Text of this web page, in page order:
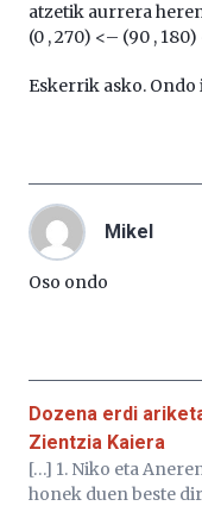
atzetik aurrera
(0 , 270) <– (90 ,
Eskerrik asko. Ondo
Mikel
Oso ondo
Dozena erdi
Zientzia Kaiera
[…] 1. Niko eta
honek duen beste